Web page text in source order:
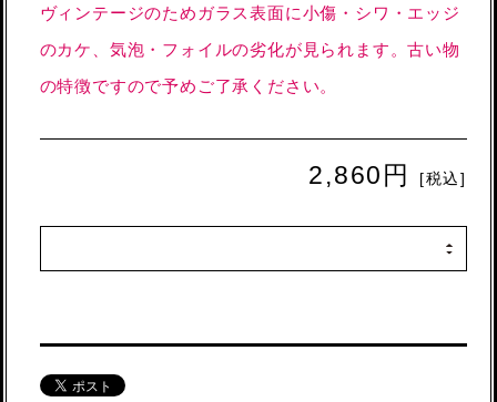
ヴィンテージのためガラス表面に小傷・シワ・エッジ
のカケ、気泡・フォイルの劣化が見られます。古い物
の特徴ですので予めご了承ください。
2,860円 [税込]